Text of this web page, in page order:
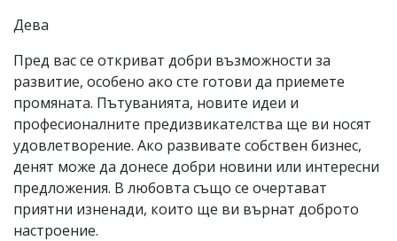
Дева
Пред вас се откриват добри възможности за
развитие, особено ако сте готови да приемете
промяната. Пътуванията, новите идеи и
професионалните предизвикателства ще ви носят
удовлетворение. Ако развивате собствен бизнес,
денят може да донесе добри новини или интересни
предложения. В любовта също се очертават
приятни изненади, които ще ви върнат доброто
настроение.